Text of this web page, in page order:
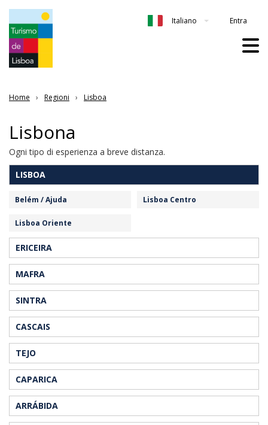
Italiano Entra
Home Regioni Lisboa
Lisbona
Ogni tipo di esperienza a breve distanza.
LISBOA
Belém / Ajuda Lisboa Centro
Lisboa Oriente
ERICEIRA
MAFRA
SINTRA
CASCAIS
TEJO
CAPARICA
ARRÁBIDA